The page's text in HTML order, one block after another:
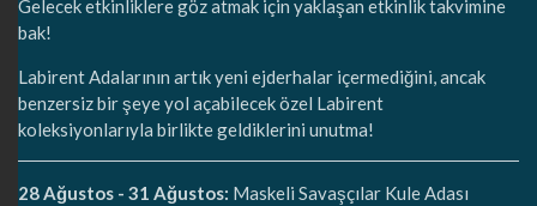
Gelecek etkinliklere göz atmak için yaklaşan etkinlik takvimine
bak!
Labirent Adalarının artık yeni ejderhalar içermediğini, ancak
benzersiz bir şeye yol açabilecek özel Labirent
koleksiyonlarıyla birlikte geldiklerini unutma!
28 Ağustos - 31 Ağustos: Maskeli Savaşçılar Kule Adası